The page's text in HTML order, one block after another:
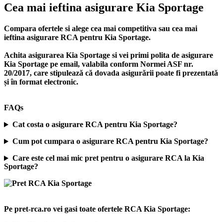
Cea mai ieftina asigurare Kia Sportage
Compara ofertele si alege cea mai competitiva sau cea mai
ieftina asigurare RCA pentru Kia Sportage.
Achita asigurarea Kia Sportage si vei primi polita de asigurare
Kia Sportage pe email, valabila conform Normei ASF nr.
20/2017, care stipulează că dovada asigurării poate fi prezentată
și în format electronic.
FAQs
Cat costa o asigurare RCA pentru Kia Sportage?
Cum pot cumpara o asigurare RCA pentru Kia Sportage?
Care este cel mai mic pret pentru o asigurare RCA la Kia
Sportage?
Pe pret-rca.ro vei gasi toate ofertele RCA Kia Sportage: